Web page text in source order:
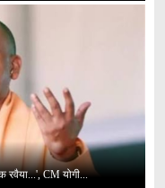
रवैया...', CM योगी...